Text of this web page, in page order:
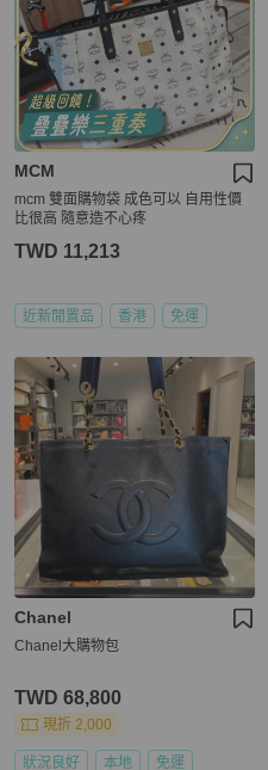
MCM
mcm 雙面購物袋 成色可以 自用性價
比很高 隨意造不心疼
TWD 11,213
近新閒置品 香港 免運
Chanel
Chanel大購物包
TWD 68,800
現折 2,000
狀況良好 本地 免運